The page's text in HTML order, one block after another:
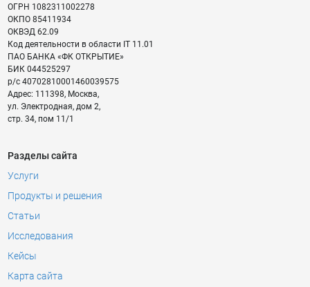
ОГРН 1082311002278
ОКПО 85411934
ОКВЭД 62.09
Код деятельности в области IT 11.01
ПАО БАНКА «ФК ОТКРЫТИЕ»
БИК 044525297
р/с 40702810001460039575
Адрес: 111398, Москва,
ул. Электродная, дом 2,
стр. 34, пом 11/1
Разделы сайта
Услуги
Продукты и решения
Статьи
Исследования
Кейсы
Карта сайта